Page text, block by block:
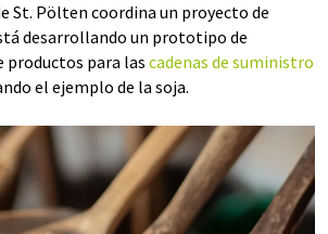
St. Pölten coordina un proyecto de
desarrollando un prototipo de
para las cadenas de suministro
el ejemplo de la soja.